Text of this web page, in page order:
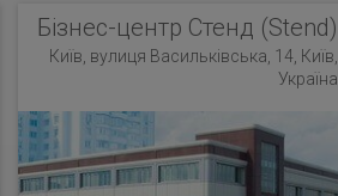
Бізнес-центр Стенд (Stend)
Київ, вулиця Васильківська, 14, Київ,
Україна